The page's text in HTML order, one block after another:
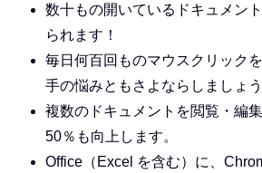
数十もの開いているドキュメン
られます！
毎日何百回ものマウスクリック
手の悩みともさよならしましょう
複数のドキュメントを閲覧・編
50％も向上します。
Office（Excel を含む）に、